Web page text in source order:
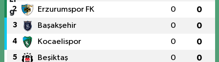
2 Erzurumspor FK 0 0
3 Başakşehir 0 0
4 Kocaelispor 0 0
5 Beşiktaş 0 0